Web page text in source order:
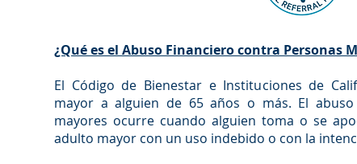
¿Qué es el Abuso Financiero contra Personas
El Código de Bienestar e Instituciones de
mayor a alguien de 65 años o más. El
mayores ocurre cuando alguien toma o se
adulto mayor con un uso indebido o con la